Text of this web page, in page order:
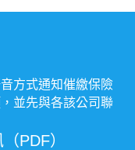
方式通知催繳保險
並先與各該公司聯
PDF）